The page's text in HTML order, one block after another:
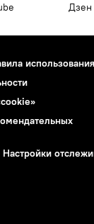
Дзен
использования
Настройки